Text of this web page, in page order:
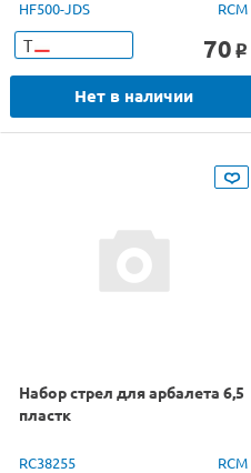
HF500-JDS RCM
Т 70 o
Нет в наличии
Набор стрел для арбалета 6,5
пластк
RC38255 RCM